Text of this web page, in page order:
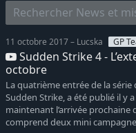
11 octobre 2017 – Lucska GP
Sudden Strike 4 -
octobre
La quatrième entrée de la
Sudden Strike, a été publié il y
maintenant l’arrivée prochaine
comprend deux mini